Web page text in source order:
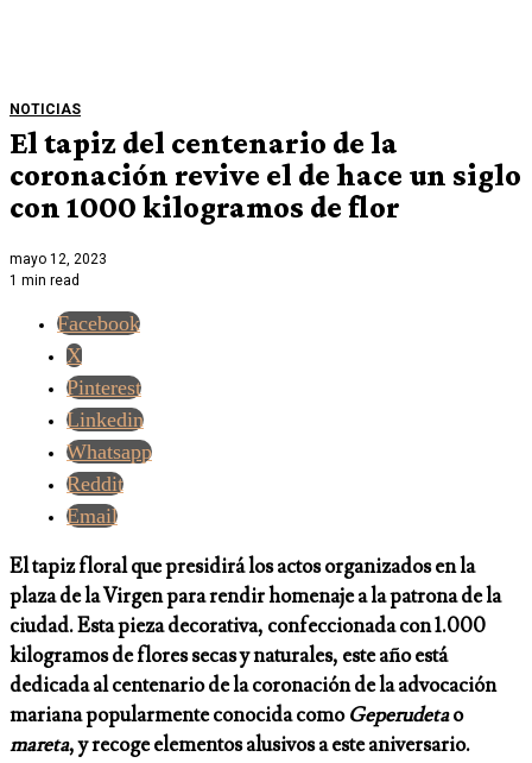
NOTICIAS
El tapiz del centenario de la
coronación revive el de hace un siglo
con 1000 kilogramos de flor
mayo 12, 2023
1 min read
Facebook
X
Pinterest
Linkedin
Whatsapp
Reddit
Email
El tapiz floral que presidirá los actos organizados en la
plaza de la Virgen para rendir homenaje a la patrona de la
ciudad. Esta pieza decorativa, confeccionada con 1.000
kilogramos de flores secas y naturales, este año está
dedicada al centenario de la coronación de la advocación
mariana popularmente conocida comoGeperudetao
mareta, y recoge elementos alusivos a este aniversario.